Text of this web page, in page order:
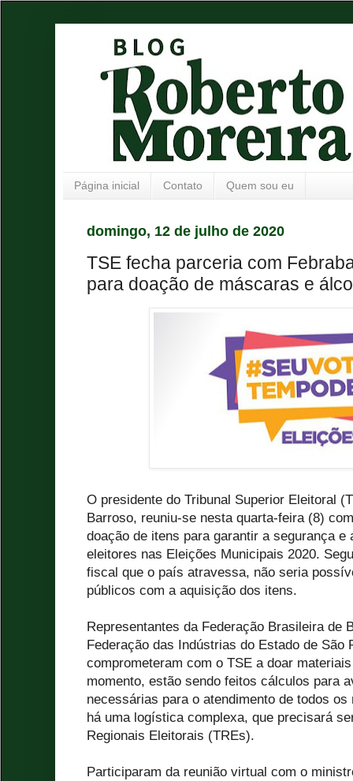
Página inicial Contato Quem sou eu
domingo, 12 de julho de 2020
TSE fecha parceria com
para doação de máscaras e
O presidente do Tribunal Superior Eleitoral
Barroso, reuniu-se nesta quarta-feira (8)
doação de itens para garantir a segurança e
eleitores nas Eleições Municipais 2020.
fiscal que o país atravessa, não seria
públicos com a aquisição dos itens.
Representantes da Federação Brasileira de
Federação das Indústrias do Estado de São
comprometeram com o TSE a doar
momento, estão sendo feitos cálculos para
necessárias para o atendimento de todos
há uma logística complexa, que precisará
Regionais Eleitorais (TREs).
Participaram da reunião virtual com o